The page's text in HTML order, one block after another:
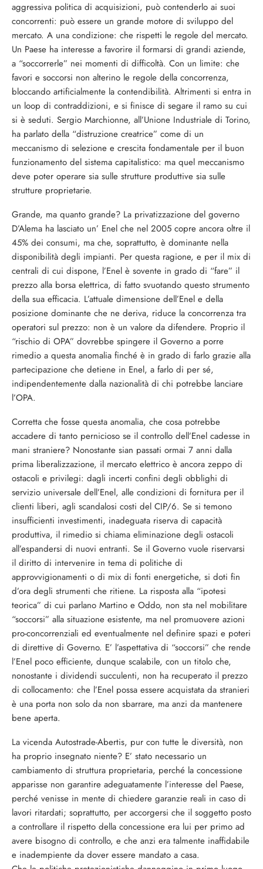
aggressiva politica di acquisizioni, può contenderlo ai suoi
concorrenti: può essere un grande motore di sviluppo del
mercato. A una condizione: che rispetti le regole del mercato.
Un Paese ha interesse a favorire il formarsi di grandi aziende,
a “soccorrerle” nei momenti di difficoltà. Con un limite: che
favori e soccorsi non alterino le regole della concorrenza,
bloccando artificialmente la contendibilità. Altrimenti si entra in
un loop di contraddizioni, e si finisce di segare il ramo su cui
si è seduti. Sergio Marchionne, all’Unione Industriale di Torino,
ha parlato della “distruzione creatrice” come di un
meccanismo di selezione e crescita fondamentale per il buon
funzionamento del sistema capitalistico: ma quel meccanismo
deve poter operare sia sulle strutture produttive sia sulle
strutture proprietarie.
Grande, ma quanto grande? La privatizzazione del governo
D’Alema ha lasciato un’ Enel che nel 2005 copre ancora oltre il
45% dei consumi, ma che, soprattutto, è dominante nella
disponibilità degli impianti. Per questa ragione, e per il mix di
centrali di cui dispone, l’Enel è sovente in grado di “fare” il
prezzo alla borsa elettrica, di fatto svuotando questo strumento
della sua efficacia. L’attuale dimensione dell’Enel e della
posizione dominante che ne deriva, riduce la concorrenza tra
operatori sul prezzo: non è un valore da difendere. Proprio il
“rischio di OPA” dovrebbe spingere il Governo a porre
rimedio a questa anomalia finché è in grado di farlo grazie alla
partecipazione che detiene in Enel, a farlo di per sé,
indipendentemente dalla nazionalità di chi potrebbe lanciare
l’OPA.
Corretta che fosse questa anomalia, che cosa potrebbe
accadere di tanto pernicioso se il controllo dell’Enel cadesse in
mani straniere? Nonostante sian passati ormai 7 anni dalla
prima liberalizzazione, il mercato elettrico è ancora zeppo di
ostacoli e privilegi: dagli incerti confini degli obblighi di
servizio universale dell’Enel, alle condizioni di fornitura per il
clienti liberi, agli scandalosi costi del CIP/6. Se si temono
insufficienti investimenti, inadeguata riserva di capacità
produttiva, il rimedio si chiama eliminazione degli ostacoli
all’espandersi di nuovi entranti. Se il Governo vuole riservarsi
il diritto di intervenire in tema di politiche di
approvvigionamenti o di mix di fonti energetiche, si doti fin
d’ora degli strumenti che ritiene. La risposta alla “ipotesi
teorica” di cui parlano Martino e Oddo, non sta nel mobilitare
“soccorsi” alla situazione esistente, ma nel promuovere azioni
pro-concorrenziali ed eventualmente nel definire spazi e poteri
di direttive di Governo. E’ l’aspettativa di “soccorsi” che rende
l’Enel poco efficiente, dunque scalabile, con un titolo che,
nonostante i dividendi succulenti, non ha recuperato il prezzo
di collocamento: che l’Enel possa essere acquistata da stranieri
è una porta non solo da non sbarrare, ma anzi da mantenere
bene aperta.
La vicenda Autostrade-Abertis, pur con tutte le diversità, non
ha proprio insegnato niente? E’ stato necessario un
cambiamento di struttura proprietaria, perché la concessione
apparisse non garantire adeguatamente l’interesse del Paese,
perché venisse in mente di chiedere garanzie reali in caso di
lavori ritardati; soprattutto, per accorgersi che il soggetto posto
a controllare il rispetto della concessione era lui per primo ad
avere bisogno di controllo, e che anzi era talmente inaffidabile
e inadempiente da dover essere mandato a casa.